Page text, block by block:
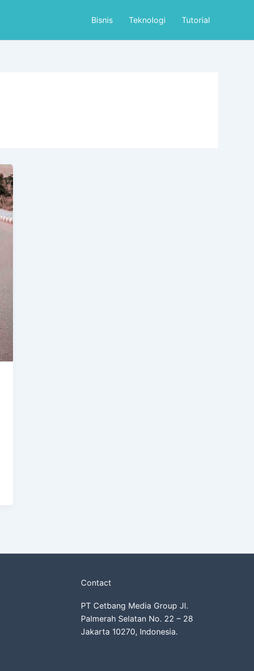
Bisnis Teknologi Tutorial
Contact
PT Cetbang Media Group Jl.
Palmerah Selatan No. 22 – 28
Jakarta 10270, Indonesia.